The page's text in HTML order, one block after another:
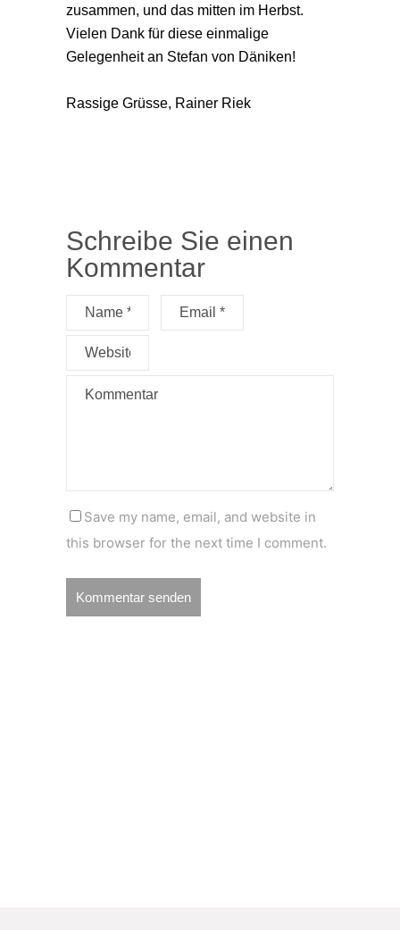
zusammen, und das mitten im Herbst.
Vielen Dank für diese einmalige
Gelegenheit an Stefan von Däniken!
Rassige Grüsse, Rainer Riek
Schreibe Sie einen
Kommentar
Save my name, email, and website in
this browser for the next time I comment.